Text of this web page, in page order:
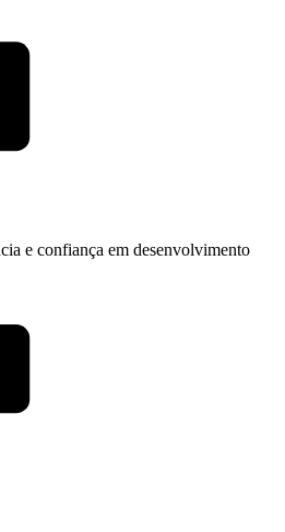
e confiança em desenvolvimento